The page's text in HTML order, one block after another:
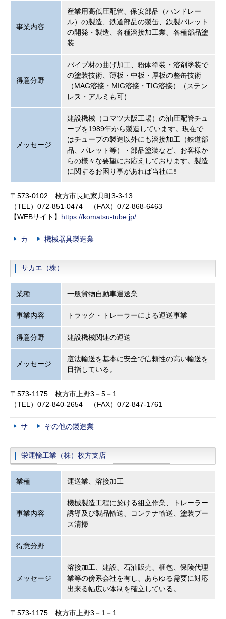
事業内容
産業用高低圧配管、保安部品（ハンドレー
ル）の製造、鉄道部品の製缶、鉄製パレット
の開発・製造、各種溶接加工業、各種部品塗
装
得意分野
パイプ材の曲げ加工、粉体塗装・溶剤塗装で
の塗装技術、薄板・中板・厚板の整缶技術
（MAG溶接・MIG溶接・TIG溶接）（ステン
レス・アルミも可）
メッセージ
建設機械（コマツ大阪工場）の油圧配管チュ
ーブを1989年から製造しています。現在で
はチューブの製造以外にも溶接加工（鉄道部
品、パレット等）・部品塗装など、お客様か
らの様々な要望にお応えしております。製造
に関するお困り事があれば当社に‼
〒573-0102 枚方市長尾家具町3-3-13
（TEL）072-851-0474 （FAX）072-868-6463
【WEBサイト】 https://komatsu-tube.jp/
カ 機械器具製造業
サカエ（株）
業種 一般貨物自動車運送業
事業内容 トラック・トレーラーによる運送事業
得意分野 建設機械関連の運送
メッセージ
遵法輸送を基本に安全で信頼性の高い輸送を
目指している。
〒573-1175 枚方市上野3－5－1
（TEL）072-840-2654 （FAX）072-847-1761
サ その他の製造業
栄運輸工業（株）枚方支店
業種 運送業、溶接加工
事業内容
機械製造工程に於ける組立作業、トレーラー
誘導及び製品輸送、コンテナ輸送、塗装ブー
ス清掃
得意分野
メッセージ
溶接加工、建設、石油販売、梱包、保険代理
業等の傍系会社を有し、あらゆる需要に対応
出来る幅広い体制を確立している。
〒573-1175 枚方市上野3－1－1